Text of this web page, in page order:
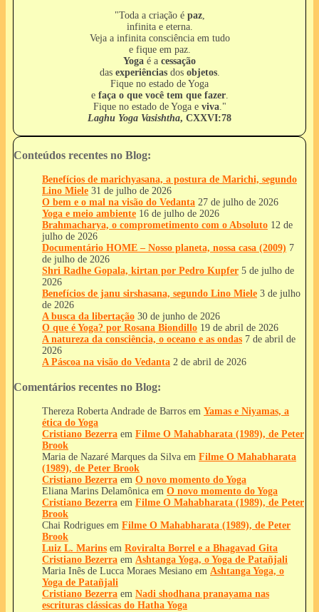
"Toda a criação é paz,
infinita e eterna.
Veja a infinita consciência em tudo
e fique em paz.
Yoga é a cessação
das experiênciasdos objetos.
Fique no estado de Yoga
e faça o que você tem que fazer.
Fique no estado de Yoga e viva."
Laghu Yoga Vasishtha, CXXVI:78
Conteúdos recentes no Blog:
Benefícios de marichyasana, a postura de Marichi, segundo
Lino Miele 31 de julho de 2026
O bem e o mal na visão do Vedanta 27 de julho de 2026
Yoga e meio ambiente 16 de julho de 2026
Brahmacharya, o comprometimento com o Absoluto 12 de
julho de 2026
Documentário HOME – Nosso planeta, nossa casa (2009) 7
de julho de 2026
Shri Radhe Gopala, kirtan por Pedro Kupfer 5 de julho de
2026
Benefícios de janu sirshasana, segundo Lino Miele 3 de julho
de 2026
A busca da libertação 30 de junho de 2026
O que é Yoga? por Rosana Biondillo 19 de abril de 2026
A natureza da consciência, o oceano e as ondas 7 de abril de
2026
A Páscoa na visão do Vedanta 2 de abril de 2026
Comentários recentes no Blog:
Thereza Roberta Andrade de Barros em Yamas e Niyamas, a
ética do Yoga
Cristiano Bezerra em Filme O Mahabharata (1989), de Peter
Brook
Maria de Nazaré Marques da Silva em Filme O Mahabharata
(1989), de Peter Brook
Cristiano Bezerra em O novo momento do Yoga
Eliana Marins Delamônica em O novo momento do Yoga
Cristiano Bezerra em Filme O Mahabharata (1989), de Peter
Brook
Chai Rodrigues em Filme O Mahabharata (1989), de Peter
Brook
Luiz L. Marins em Roviralta Borrel e a Bhagavad Gita
Cristiano Bezerra em Ashtanga Yoga, o Yoga de Patañjali
Maria Inês de Lucca Moraes Mesiano em Ashtanga Yoga, o
Yoga de Patañjali
Cristiano Bezerra em Nadi shodhana pranayama nas
escrituras clássicas do Hatha Yoga